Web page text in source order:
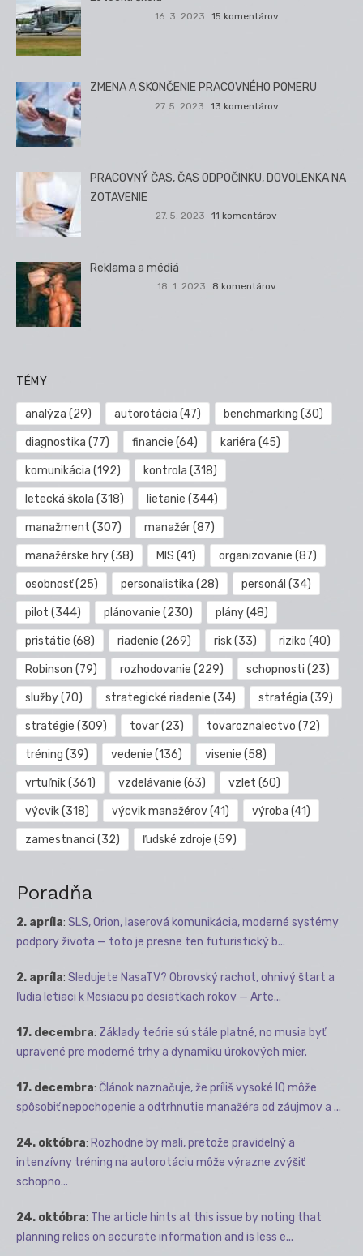
16. 3. 2023 15 komentárov
ZMENA A SKONČENIE PRACOVNÉHO POMERU
27. 5. 2023 13 komentárov
PRACOVNÝ ČAS, ČAS ODPOČINKU, DOVOLENKA NA
ZOTAVENIE
27. 5. 2023 11 komentárov
Reklama a médiá
18. 1. 2023 8 komentárov
TÉMY
analýza (29) autorotácia (47) benchmarking (30)
diagnostika (77) financie (64) kariéra (45)
komunikácia (192) kontrola (318)
letecká škola (318) lietanie (344)
manažment (307) manažér(87)
manažérske hry(38) MIS (41) organizovanie (87)
osobnosť(25) personalistika (28) personál (34)
pilot (344) plánovanie (230) plány(48)
pristátie (68) riadenie (269) risk(33) riziko (40)
Robinson (79) rozhodovanie (229) schopnosti (23)
služby(70) strategické riadenie (34) stratégia (39)
stratégie (309) tovar(23) tovaroznalectvo (72)
tréning (39) vedenie (136) visenie (58)
vrtuľník(361) vzdelávanie (63) vzlet (60)
výcvik(318) výcvik manažérov(41) výroba (41)
zamestnanci (32) ľudské zdroje (59)
Poradňa
2. apríla: SLS, Orion, laserová komunikácia, moderné systémy
podpory života — toto je presne ten futuristický b...
2. apríla: Sledujete NasaTV? Obrovský rachot, ohnivý štart a
ľudia letiaci k Mesiacu po desiatkach rokov — Arte...
17. decembra: Základy teórie sú stále platné, no musia byť
upravené pre moderné trhy a dynamiku úrokových mier.
17. decembra: Článok naznačuje, že príliš vysoké IQ môže
spôsobiť nepochopenie a odtrhnutie manažéra od záujmov a ...
24. októbra: Rozhodne by mali, pretože pravidelný a
intenzívny tréning na autorotáciu môže výrazne zvýšiť
schopno...
24. októbra: The article hints at this issue by noting that
planning relies on accurate information and is less e...